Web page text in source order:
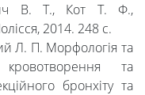
В. Т., Кот Т. Ф.,
2014. 248 с.
Л. П. Морфологія та
кровотворення та
бронхіту та